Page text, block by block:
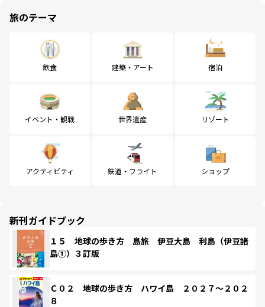
旅のテーマ
飲食 建築・アート 宿泊
イベント・観戦 世界遺産 リゾート
アクティビティ 鉄道・フライト ショップ
新刊ガイドブック
１５ 地球の歩き方 島旅 伊豆大島 利島（伊豆諸
島①）３訂版
Ｃ０２ 地球の歩き方 ハワイ島 ２０２７～２０２
８